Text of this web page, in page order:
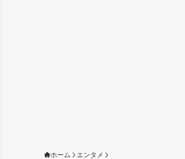
ホーム エンタメ